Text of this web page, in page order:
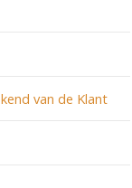
van de Klant